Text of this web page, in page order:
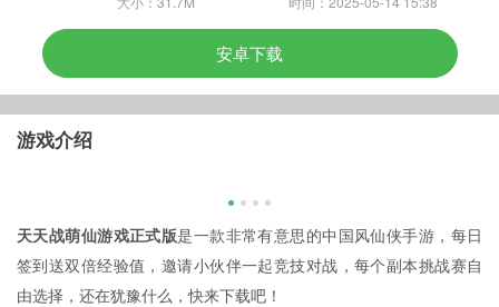
安卓下载
游戏介绍
天天战萌仙游戏正式版是一款非常有意思的中国风仙侠手游，每日
签到送双倍经验值，邀请小伙伴一起竞技对战，每个副本挑战赛自
由选择，还在犹豫什么，快来下载吧！